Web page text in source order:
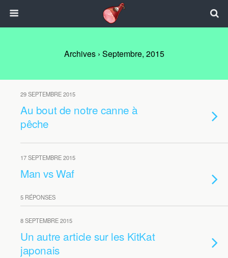
Archives › Septembre, 2015
29 SEPTEMBRE 2015
Au bout de notre canne à
pêche
17 SEPTEMBRE 2015
Man vs Waf
5 RÉPONSES
8 SEPTEMBRE 2015
Un autre article sur les KitKat
japonais